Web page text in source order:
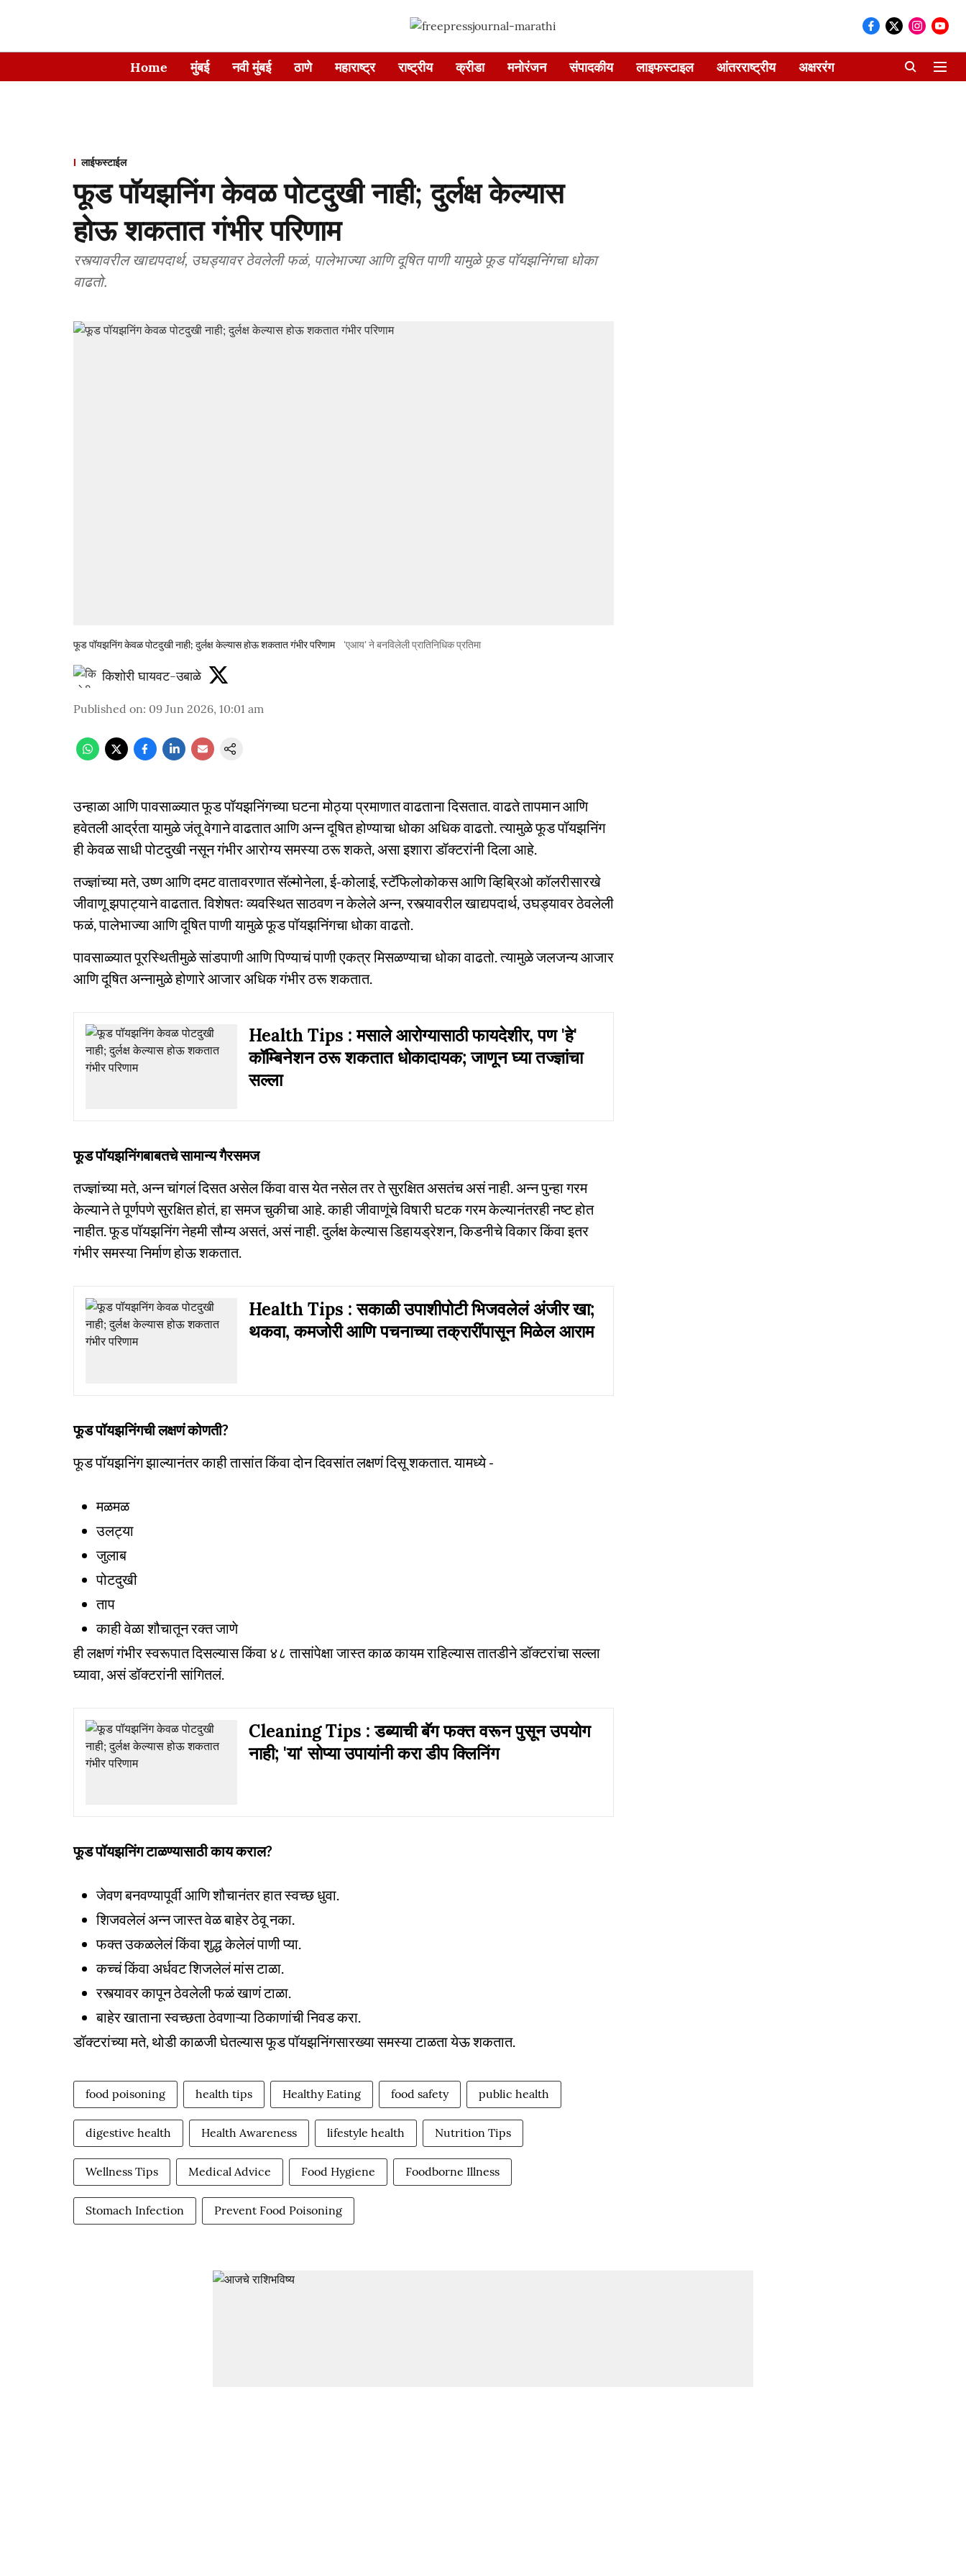
Home मुंबई नवी मुंबई ठाणे महाराष्ट्र राष्ट्रीय क्रीडा मनोरंजन संपादकीय लाइफस्टाइल आंतरराष्ट्रीय अक्षररंग
लाईफस्टाईल
फूड पॉयझनिंग केवळ पोटदुखी नाही; दुर्लक्ष केल्यास
होऊ शकतात गंभीर परिणाम
रस्त्यावरील खाद्यपदार्थ, उघड्यावर ठेवलेली फळं, पालेभाज्या आणि दूषित पाणी यामुळे फूड पॉयझनिंगचा धोका
वाढतो.
फूड पॉयझनिंग केवळ पोटदुखी नाही; दुर्लक्ष केल्यास होऊ शकतात गंभीर परिणाम 'एआय' ने बनविलेली प्रातिनिधिक प्रतिमा
किशोरी घायवट-उबाळे
Published on: 09 Jun 2026, 10:01 am
उन्हाळा आणि पावसाळ्यात फूड पॉयझनिंगच्या घटना मोठ्या प्रमाणात वाढताना दिसतात. वाढते तापमान आणि
हवेतली आर्द्रता यामुळे जंतू वेगाने वाढतात आणि अन्न दूषित होण्याचा धोका अधिक वाढतो. त्यामुळे फूड पॉयझनिंग
ही केवळ साधी पोटदुखी नसून गंभीर आरोग्य समस्या ठरू शकते, असा इशारा डॉक्टरांनी दिला आहे.
तज्ज्ञांच्या मते, उष्ण आणि दमट वातावरणात सॅल्मोनेला, ई-कोलाई, स्टॅफिलोकोकस आणि व्हिब्रिओ कॉलरीसारखे
जीवाणू झपाट्याने वाढतात. विशेषतः व्यवस्थित साठवण न केलेले अन्न, रस्त्यावरील खाद्यपदार्थ, उघड्यावर ठेवलेली
फळं, पालेभाज्या आणि दूषित पाणी यामुळे फूड पॉयझनिंगचा धोका वाढतो.
पावसाळ्यात पूरस्थितीमुळे सांडपाणी आणि पिण्याचं पाणी एकत्र मिसळण्याचा धोका वाढतो. त्यामुळे जलजन्य आजार
आणि दूषित अन्नामुळे होणारे आजार अधिक गंभीर ठरू शकतात.
Health Tips : मसाले आरोग्यासाठी फायदेशीर, पण 'हे'
कॉम्बिनेशन ठरू शकतात धोकादायक; जाणून घ्या तज्ज्ञांचा
सल्ला
फूड पॉयझनिंगबाबतचे सामान्य गैरसमज
तज्ज्ञांच्या मते, अन्न चांगलं दिसत असेल किंवा वास येत नसेल तर ते सुरक्षित असतंच असं नाही. अन्न पुन्हा गरम
केल्याने ते पूर्णपणे सुरक्षित होतं, हा समज चुकीचा आहे. काही जीवाणूंचे विषारी घटक गरम केल्यानंतरही नष्ट होत
नाहीत. फूड पॉयझनिंग नेहमी सौम्य असतं, असं नाही. दुर्लक्ष केल्यास डिहायड्रेशन, किडनीचे विकार किंवा इतर
गंभीर समस्या निर्माण होऊ शकतात.
Health Tips : सकाळी उपाशीपोटी भिजवलेलं अंजीर खा;
थकवा, कमजोरी आणि पचनाच्या तक्रारींपासून मिळेल आराम
फूड पॉयझनिंगची लक्षणं कोणती?
फूड पॉयझनिंग झाल्यानंतर काही तासांत किंवा दोन दिवसांत लक्षणं दिसू शकतात. यामध्ये -
मळमळ
उलट्या
जुलाब
पोटदुखी
ताप
काही वेळा शौचातून रक्त जाणे
ही लक्षणं गंभीर स्वरूपात दिसल्यास किंवा ४८ तासांपेक्षा जास्त काळ कायम राहिल्यास तातडीने डॉक्टरांचा सल्ला
घ्यावा, असं डॉक्टरांनी सांगितलं.
Cleaning Tips : डब्याची बॅग फक्त वरून पुसून उपयोग
नाही; 'या' सोप्या उपायांनी करा डीप क्लिनिंग
फूड पॉयझनिंग टाळण्यासाठी काय कराल?
जेवण बनवण्यापूर्वी आणि शौचानंतर हात स्वच्छ धुवा.
शिजवलेलं अन्न जास्त वेळ बाहेर ठेवू नका.
फक्त उकळलेलं किंवा शुद्ध केलेलं पाणी प्या.
कच्चं किंवा अर्धवट शिजलेलं मांस टाळा.
रस्त्यावर कापून ठेवलेली फळं खाणं टाळा.
बाहेर खाताना स्वच्छता ठेवणाऱ्या ठिकाणांची निवड करा.
डॉक्टरांच्या मते, थोडी काळजी घेतल्यास फूड पॉयझनिंगसारख्या समस्या टाळता येऊ शकतात.
food poisoning health tips Healthy Eating food safety public health
digestive health Health Awareness lifestyle health Nutrition Tips
Wellness Tips Medical Advice Food Hygiene Foodborne Illness
Stomach Infection Prevent Food Poisoning